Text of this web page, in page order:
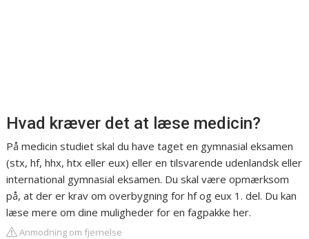
Hvad kræver det at læse medicin?
På medicin studiet skal du have taget en gymnasial eksamen
(stx, hf, hhx, htx eller eux) eller en tilsvarende udenlandsk eller
international gymnasial eksamen. Du skal være opmærksom
på, at der er krav om overbygning for hf og eux 1. del. Du kan
læse mere om dine muligheder for en fagpakke her.
Anmodning om fjernelse